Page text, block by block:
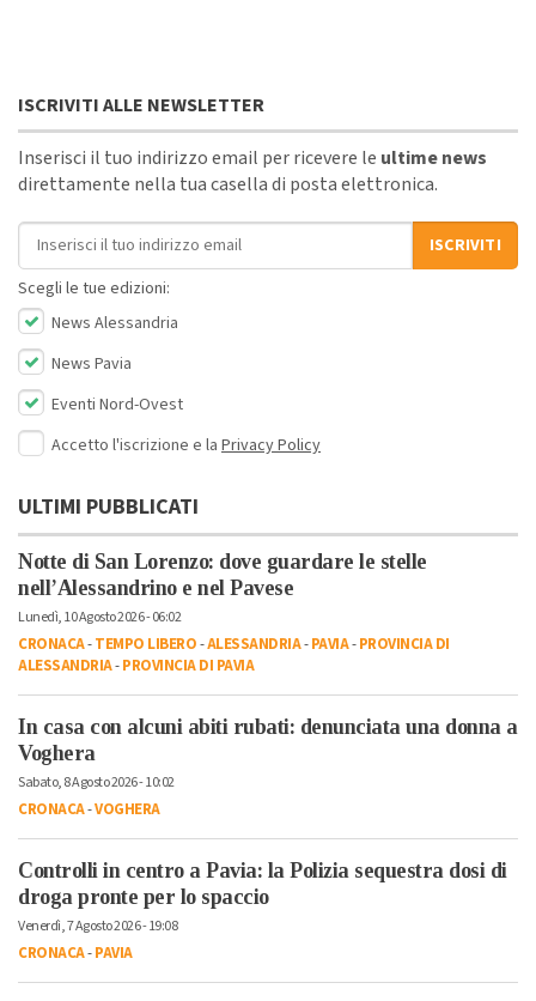
ISCRIVITI ALLE NEWSLETTER
Inserisci il tuo indirizzo email per ricevere le ultime news
direttamente nella tua casella di posta elettronica.
Indirizzo email
ISCRIVITI
Scegli le tue edizioni:
News Alessandria
News Pavia
Eventi Nord-Ovest
Accetto l'iscrizione e la Privacy Policy
ULTIMI PUBBLICATI
Notte di San Lorenzo: dove guardare le stelle
nell’Alessandrino e nel Pavese
Lunedì, 10 Agosto 2026 - 06:02
CRONACA-TEMPO LIBERO-ALESSANDRIA-PAVIA-PROVINCIA DI
ALESSANDRIA-PROVINCIA DI PAVIA
In casa con alcuni abiti rubati: denunciata una donna a
Voghera
Sabato, 8 Agosto 2026 - 10:02
CRONACA-VOGHERA
Controlli in centro a Pavia: la Polizia sequestra dosi di
droga pronte per lo spaccio
Venerdì, 7 Agosto 2026 - 19:08
CRONACA-PAVIA